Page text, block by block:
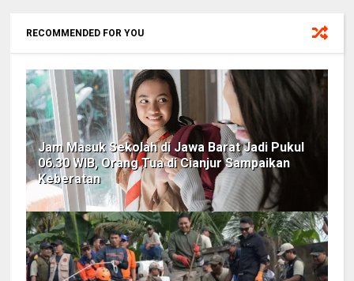
RECOMMENDED FOR YOU
Jam Masuk Sekolah di Jawa Barat Jadi Pukul
06.30 WIB, Orang Tua di Cianjur Sampaikan
Keberatan